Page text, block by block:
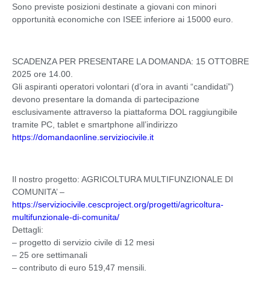
Sono previste posizioni destinate a giovani con minori
opportunità economiche con ISEE inferiore ai 15000 euro.
SCADENZA PER PRESENTARE LA DOMANDA: 15 OTTOBRE
2025 ore 14.00.
Gli aspiranti operatori volontari (d’ora in avanti “candidati”)
devono presentare la domanda di partecipazione
esclusivamente attraverso la piattaforma DOL raggiungibile
tramite PC, tablet e smartphone all’indirizzo
https://domandaonline.serviziocivile.it
Il nostro progetto: AGRICOLTURA MULTIFUNZIONALE DI
COMUNITA’ –
https://serviziocivile.cescproject.org/progetti/agricoltura-
multifunzionale-di-comunita/
Dettagli:
– progetto di servizio civile di 12 mesi
– 25 ore settimanali
– contributo di euro 519,47 mensili.